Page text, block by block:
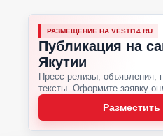
РАЗМЕЩЕНИЕ НА VESTI14.RU
Публикация на
Якутии
Пресс-релизы, объявления,
тексты. Оформите заявку